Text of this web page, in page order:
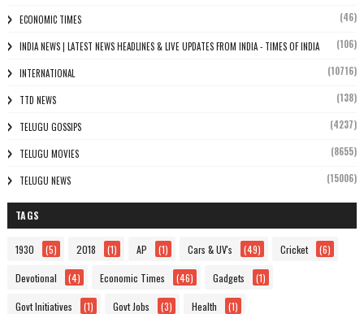
ECONOMIC TIMES (46)
INDIA NEWS | LATEST NEWS HEADLINES & LIVE UPDATES FROM INDIA - TIMES OF INDIA (106)
INTERNATIONAL (10716)
TTD NEWS (138)
TELUGU GOSSIPS (4237)
TELUGU MOVIES (8655)
TELUGU NEWS (15006)
TAGS
1930 (5) 2018 (1) AP (1) Cars & UV's (49) Cricket (6)
Devotional (4) Economic Times (46) Gadgets (1)
Govt Initiatives (1) Govt Jobs (3) Health (1)